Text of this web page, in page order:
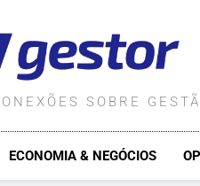
SOBRE
ECONOMIA & NEGÓCIOS